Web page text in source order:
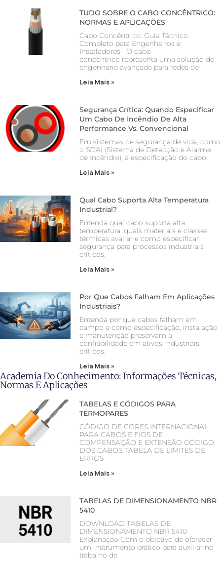
TUDO SOBRE O CABO CONCÊNTRICO:
NORMAS E APLICAÇÕES
Cabo Concêntrico: Guia Técnico
Completo para Engenheiros e
Instaladores O cabo
concêntrico representa uma solução de
engenharia avançada para redes de
Leia Mais »
Segurança Crítica: Quando Especificar
Um Cabo De Incêndio De Alta
Performance Vs. Convencional
Em sistemas de segurança de vida, como
o SDAI (Sistema de Detecção e Alarme
de Incêndio), a especificação do cabo
Leia Mais »
Qual Cabo Suporta Alta Temperatura
Industrial?
Entenda qual cabo suporta alta
temperatura, quais materiais e classes
térmicas avaliar e como especificar
segurança para processos industriais
críticos.
Leia Mais »
Por Que Cabos Falham Em Aplicações
Industriais?
Entenda por que cabos falham em
campo e como especificação, instalação
e manutenção preservam a
confiabilidade em ativos industriais
críticos.
Leia Mais »
Academia Do Conhecimento: Informações Técnicas,
Normas E Aplicações
TABELAS E CÓDIGOS PARA
TERMOPARES
CÓDIGO DE CORES INTERNACIONAL
PARA CABOS E FIOS DE
COMPENSAÇÃO E EXTENSÃO CÓDIGO
DOS CABOS TABELA DE LIMITES DE
ERROS
Leia Mais »
TABELAS DE DIMENSIONAMENTO NBR
5410
DOWNLOAD TABELAS DE
DIMENSIONAMENTO NBR 5410
Explanaçâo Com o objetivo de oferecer
um instrumento prático para auxiliar no
trabalho de